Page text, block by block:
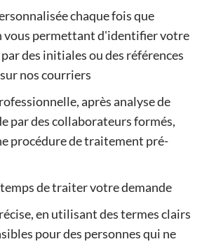
chaque fois que
vous permettant d'identifier votre
des initiales ou des références
nos courriers
après analyse de
par des collaborateurs formés,
procédure de traitement pré-
de traiter votre demande
en utilisant des termes clairs
pour des personnes qui ne